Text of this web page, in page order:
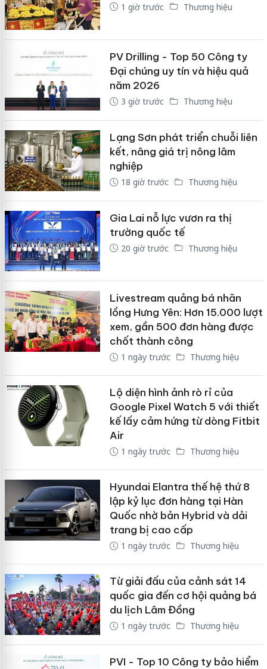
1 giờ trước Thương hiệu
PV Drilling - Top 50 Công ty
Đại chúng uy tín và hiệu quả
năm 2026
3 giờ trước Thương hiệu
Lạng Sơn phát triển chuỗi liên
kết, nâng giá trị nông lâm
nghiệp
18 giờ trước Thương hiệu
Gia Lai nỗ lực vươn ra thị
trường quốc tế
20 giờ trước Thương hiệu
Livestream quảng bá nhãn
lồng Hưng Yên: Hơn 15.000 lượt
xem, gần 500 đơn hàng được
chốt thành công
1 ngày trước Thương hiệu
Lộ diện hình ảnh rò rỉ của
Google Pixel Watch 5 với thiết
kế lấy cảm hứng từ dòng Fitbit
Air
1 ngày trước Thương hiệu
Hyundai Elantra thế hệ thứ 8
lập kỷ lục đơn hàng tại Hàn
Quốc nhờ bản Hybrid và dải
trang bị cao cấp
1 ngày trước Thương hiệu
Từ giải đấu của cảnh sát 14
quốc gia đến cơ hội quảng bá
du lịch Lâm Đồng
1 ngày trước Thương hiệu
PVI - Top 10 Công ty bảo hiểm